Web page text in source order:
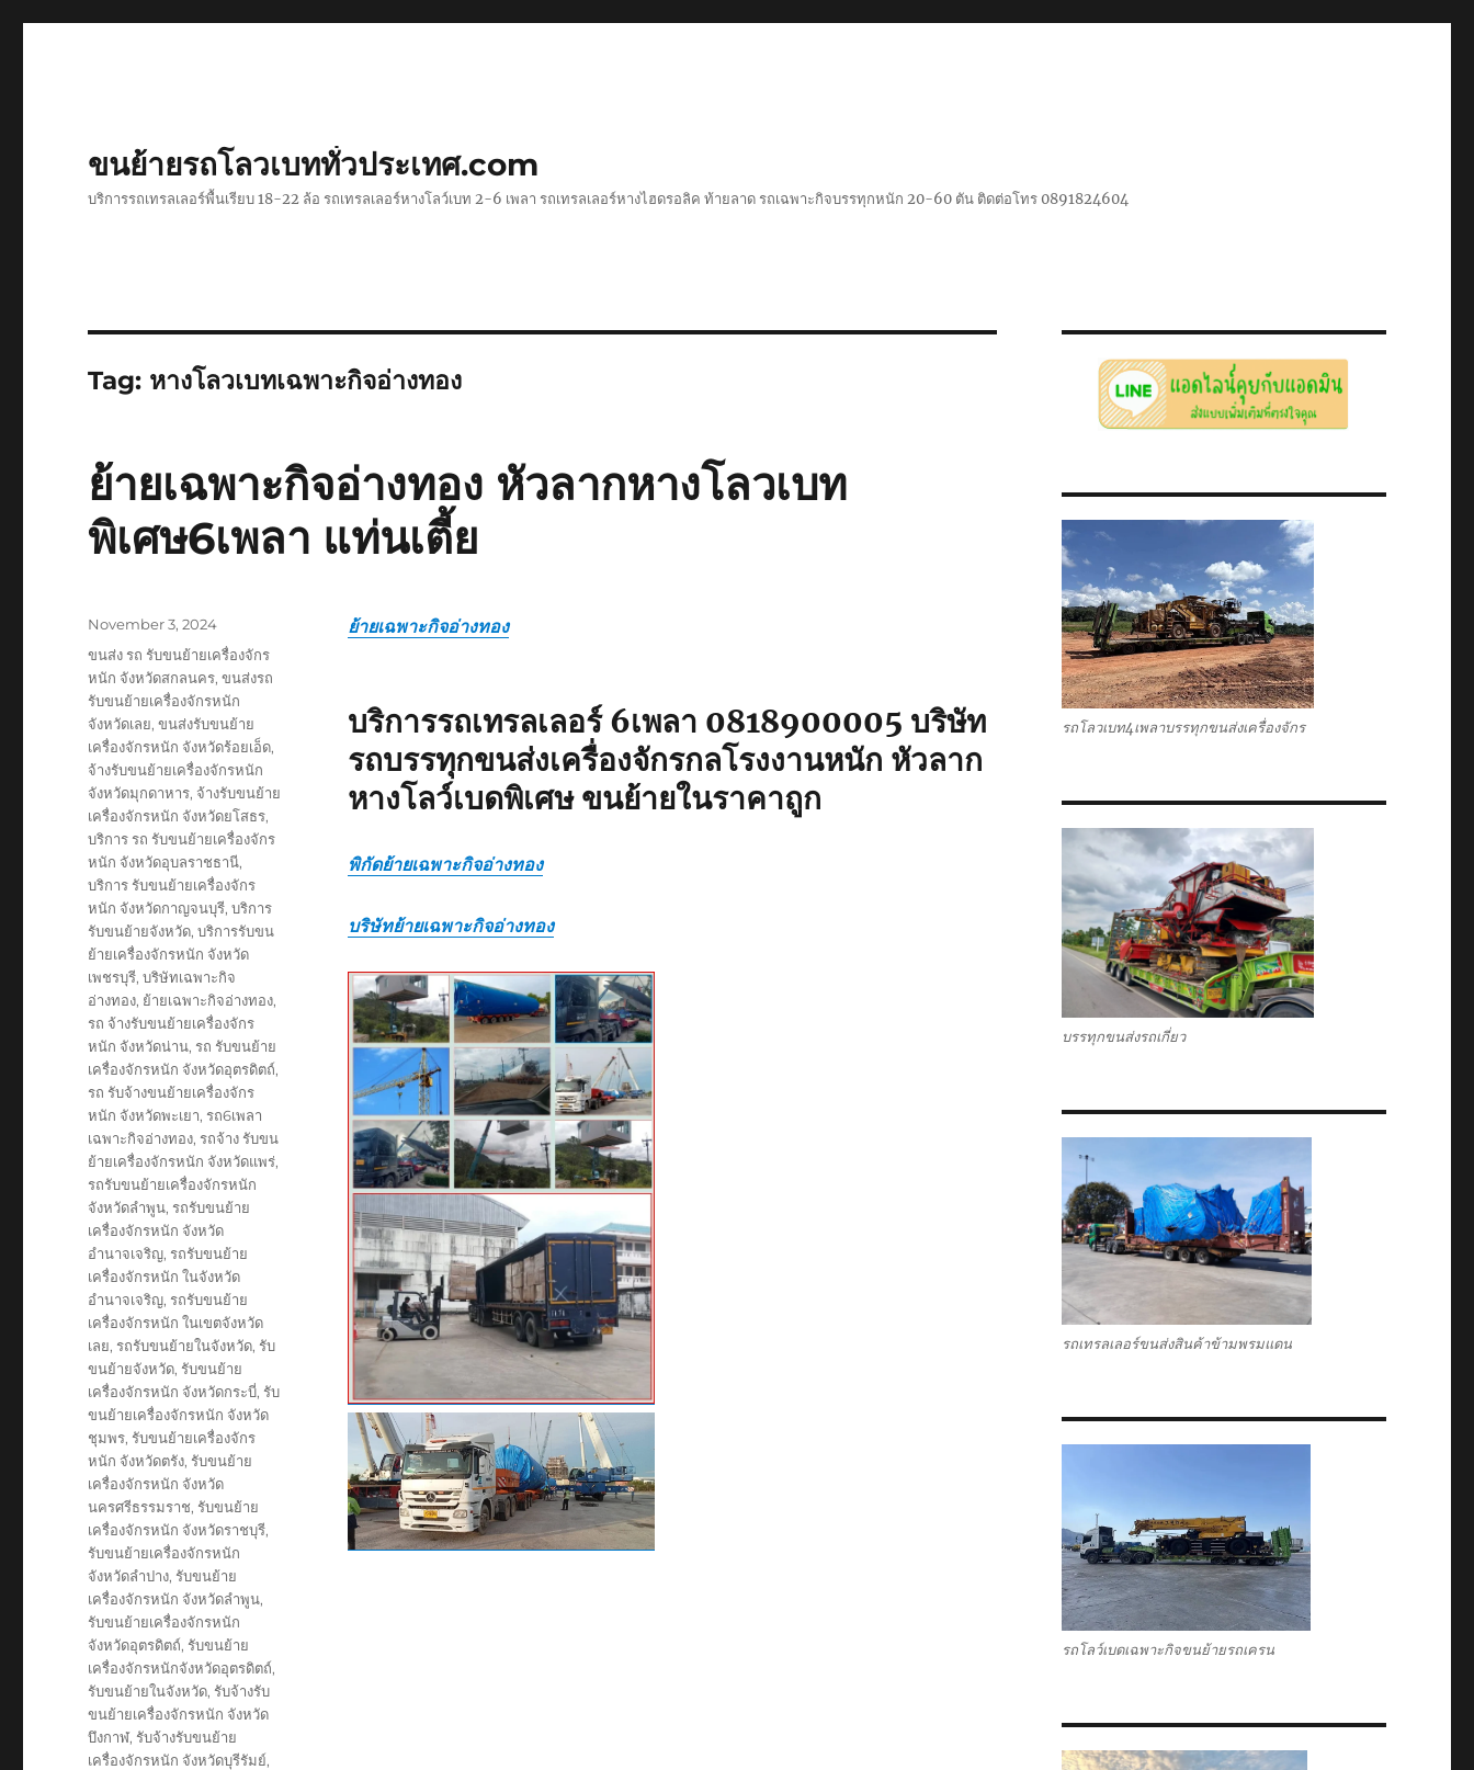
ขนย้ายรถโลวเบททั่วประเทศ.com
บริการรถเทรลเลอร์พื้นเรียบ 18-22 ล้อ รถเทรลเลอร์หางโลว์เบท 2-6 เพลา รถเทรลเลอร์หางไฮดรอลิค ท้ายลาด รถเฉพาะกิจบรรทุกหนัก 20-60 ตัน ติดต่อโทร 0891824604
Tag: หางโลวเบทเฉพาะกิจอ่างทอง
ย้ายเฉพาะกิจอ่างทอง หัวลากหางโลวเบท
พิเศษ6เพลา แท่นเตี้ย
ย้ายเฉพาะกิจอ่างทอง
บริการรถเทรลเลอร์ 6เพลา 0818900005 บริษัท
รถบรรทุกขนส่งเครื่องจักรกลโรงงานหนัก หัวลาก
หางโลว์เบดพิเศษ ขนย้ายในราคาถูก
พิกัดย้ายเฉพาะกิจอ่างทอง
บริษัทย้ายเฉพาะกิจอ่างทอง
Posted
November 3, 2024
Tags
ขนส่ง รถ รับขนย้ายเครื่องจักร
หนัก จังหวัดสกลนคร,ขนส่งรถ
รับขนย้ายเครื่องจักรหนัก
จังหวัดเลย,ขนส่งรับขนย้าย
เครื่องจักรหนัก จังหวัดร้อยเอ็ด,
จ้างรับขนย้ายเครื่องจักรหนัก
จังหวัดมุกดาหาร, จ้างรับขนย้าย
เครื่องจักรหนัก จังหวัดยโสธร,
บริการ รถ รับขนย้ายเครื่องจักร
หนัก จังหวัดอุบลราชธานี,
บริการ รับขนย้ายเครื่องจักร
หนัก จังหวัดกาญจนบุรี,บริการ
รับขนย้ายจังหวัด,บริการรับขน
ย้ายเครื่องจักรหนัก จังหวัด
เพชรบุรี,บริษัทเฉพาะกิจ
อ่างทอง, ย้ายเฉพาะกิจอ่างทอง,
รถ จ้างรับขนย้ายเครื่องจักร
หนัก จังหวัดน่าน,รถ รับขนย้าย
เครื่องจักรหนัก จังหวัดอุตรดิตถ์,
รถ รับจ้างขนย้ายเครื่องจักร
หนัก จังหวัดพะเยา,รถ6เพลา
เฉพาะกิจอ่างทอง,รถจ้าง รับขน
ย้ายเครื่องจักรหนัก จังหวัดแพร่,
รถรับขนย้ายเครื่องจักรหนัก
จังหวัดลำพูน,รถรับขนย้าย
เครื่องจักรหนัก จังหวัด
อำนาจเจริญ,รถรับขนย้าย
เครื่องจักรหนัก ในจังหวัด
อำนาจเจริญ,รถรับขนย้าย
เครื่องจักรหนัก ในเขตจังหวัด
เลย,รถรับขนย้ายในจังหวัด,รับ
ขนย้ายจังหวัด,รับขนย้าย
เครื่องจักรหนัก จังหวัดกระบี่,รับ
ขนย้ายเครื่องจักรหนัก จังหวัด
ชุมพร,รับขนย้ายเครื่องจักร
หนัก จังหวัดตรัง,รับขนย้าย
เครื่องจักรหนัก จังหวัด
นครศรีธรรมราช,รับขนย้าย
เครื่องจักรหนัก จังหวัดราชบุรี,
รับขนย้ายเครื่องจักรหนัก
จังหวัดลำปาง,รับขนย้าย
เครื่องจักรหนัก จังหวัดลำพูน,
รับขนย้ายเครื่องจักรหนัก
จังหวัดอุตรดิตถ์,รับขนย้าย
เครื่องจักรหนักจังหวัดอุตรดิตถ์,
รับขนย้ายในจังหวัด,รับจ้างรับ
ขนย้ายเครื่องจักรหนัก จังหวัด
บึงกาฬ,รับจ้างรับขนย้าย
เครื่องจักรหนัก จังหวัดบุรีรัมย์,
รถโลวเบท4เพลาบรรทุกขนส่งเครื่องจักร
บรรทุกขนส่งรถเกี่ยว
รถเทรลเลอร์ขนส่งสินค้าข้ามพรมแดน
รถโลว์เบดเฉพาะกิจขนย้ายรถเครน